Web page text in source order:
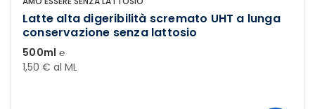
Latte alta digeribilità scremato UHT a lunga
conservazione senza lattosio
500ml ℮
1,50 € al ML